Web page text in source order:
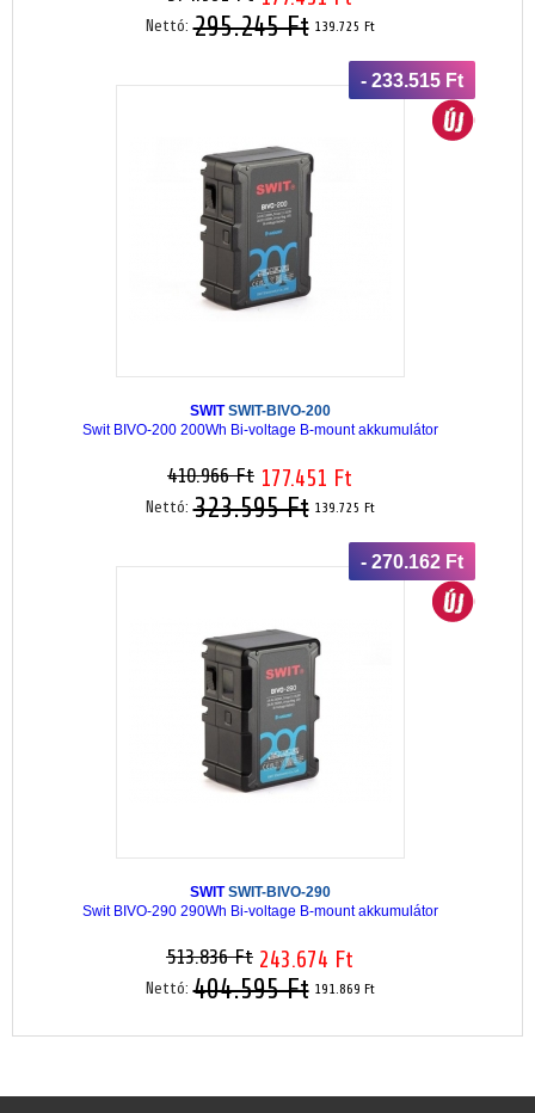
Nettó:295.245 Ft 139.725 Ft
- 233.515 Ft
SWITSWIT-BIVO-200
Swit BIVO-200 200Wh Bi-voltage B-mount akkumulátor
410.966 Ft 177.451 Ft
Nettó:323.595 Ft 139.725 Ft
- 270.162 Ft
SWITSWIT-BIVO-290
Swit BIVO-290 290Wh Bi-voltage B-mount akkumulátor
513.836 Ft 243.674 Ft
Nettó:404.595 Ft 191.869 Ft